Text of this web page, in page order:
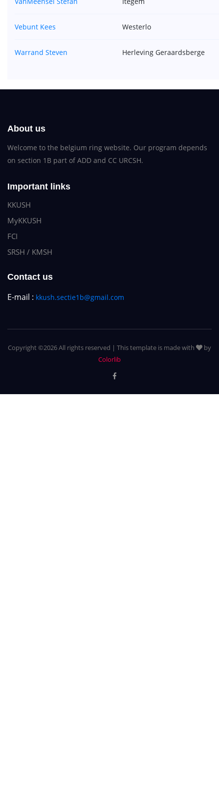
Vebunt Kees Westerlo
Warrand Steven Herleving Geraardsberge
About us
Welcome to the belgium ring website. Our program depends
on section 1B part of ADD and CC URCSH.
Important links
KKUSH
MyKKUSH
FCI
SRSH / KMSH
Contact us
E-mail : kkush.sectie1b@gmail.com
Copyright ©2026 All rights reserved | This template is made with
by
Colorlib